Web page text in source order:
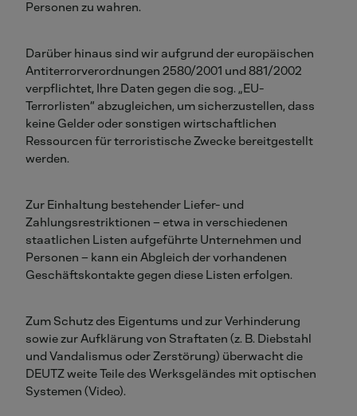
Personen zu wahren.
Darüber hinaus sind wir aufgrund der europäischen
Antiterrorverordnungen 2580/2001 und 881/2002
verpflichtet, Ihre Daten gegen die sog. „EU-
Terrorlisten“ abzugleichen, um sicherzustellen, dass
keine Gelder oder sonstigen wirtschaftlichen
Ressourcen für terroristische Zwecke bereitgestellt
werden.
Zur Einhaltung bestehender Liefer- und
Zahlungsrestriktionen – etwa in verschiedenen
staatlichen Listen aufgeführte Unternehmen und
Personen – kann ein Abgleich der vorhandenen
Geschäftskontakte gegen diese Listen erfolgen.
Zum Schutz des Eigentums und zur Verhinderung
sowie zur Aufklärung von Straftaten (z. B. Diebstahl
und Vandalismus oder Zerstörung) überwacht die
DEUTZ weite Teile des Werksgeländes mit optischen
Systemen (Video).